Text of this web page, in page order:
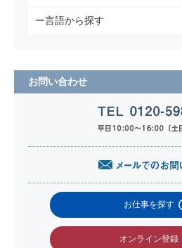
ー言語から探す
お問い合わせ
お仕事を探す
オンライン登録